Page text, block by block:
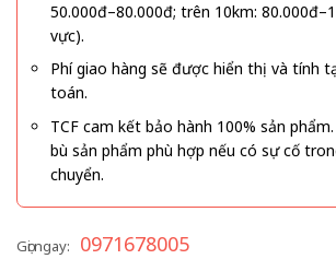
50.000đ–80.000đ; trên 10km:
vực).
Phí giao hàng sẽ được hiển thị và tính
toán.
TCF cam kết bảo hành 100% sản
bù sản phẩm phù hợp nếu có sự cố
chuyển.
Gọi ngay: 0971678005